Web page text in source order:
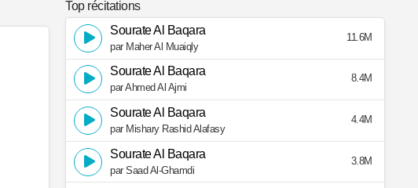
Top récitations
Sourate Al Baqara
par Maher Al Muaiqly
11.6M
Sourate Al Baqara
par Ahmed Al Ajmi
8.4M
Sourate Al Baqara
par Mishary Rashid Alafasy
4.4M
Sourate Al Baqara
par Saad Al-Ghamdi
3.8M